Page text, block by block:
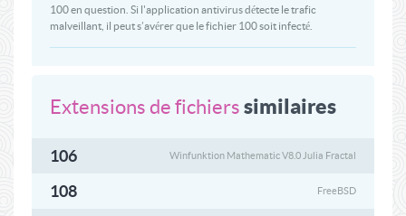
100 en question. Si l'application antivirus détecte le trafic
malveillant, il peut s’avérer que le fichier 100 soit infecté.
Extensions de fichiers similaires
106 Winfunktion Mathematic V8.0 Julia Fractal
108 FreeBSD